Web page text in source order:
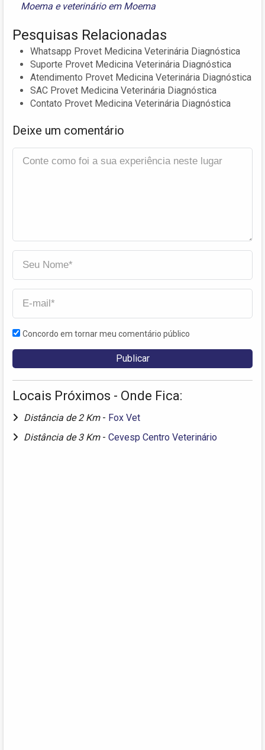
Moema e veterinário em Moema
Pesquisas Relacionadas
Whatsapp Provet Medicina Veterinária Diagnóstica
Suporte Provet Medicina Veterinária Diagnóstica
Atendimento Provet Medicina Veterinária Diagnóstica
SAC Provet Medicina Veterinária Diagnóstica
Contato Provet Medicina Veterinária Diagnóstica
Deixe um comentário
Concordo em tornar meu comentário público
Locais Próximos - Onde Fica:
Distância de 2 Km - Fox Vet
Distância de 3 Km - Cevesp Centro Veterinário